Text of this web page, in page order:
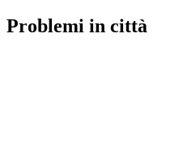
Problemi in città